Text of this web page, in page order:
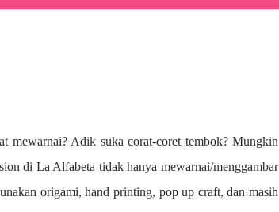
mewarnai? Adik suka corat-coret tembok? Mungkin
di La Alfabeta tidak hanya mewarnai/menggambar
origami, hand printing, pop up craft, dan masih